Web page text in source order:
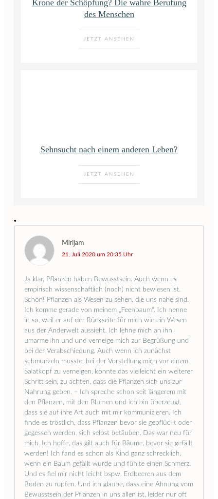
Krone der Schöpfung? Die wahre Berufung
des Menschen
JETZT ANSEHEN
Sehnsucht nach einem anderen Leben?
JETZT ANSEHEN
Mirijam
21. Juli 2020 um 20:35 Uhr
Ja klar, Pflanzen haben Bewusstsein. Auch wenn es
empirisch wissenschaftlich (noch) nicht bewiesen ist.
Schön! Pflanzen als Wesen zu sehen, die uns nahe sind.
Ich komme gerade von meinem „Feenbaum“. Ich nenne
in so, weil er auf der Rückseite für mich wie ein Wesen
aus der Anderwelt aussieht. Ich lehne mich an ihn,
umarme ihn und und verneige mich zur Begrüßung und
bei der Verabschiedung. Auch wenn ich zunächst
schmunzeln musste, bei der Vorstellung mich vor einem
Salatkopf zu verneigen, könnte das vielleicht ein weiterer
Schritt sein, zu achten, dass die Pflanzen sich uns zur
Nahrung geben. – Ich spreche schon seit längerem mit
den Pflanzen, mit den Blumen und ich bin überzeugt,
dass sie auf ihre Art auch mit mir kommunizieren. Ich
finde es tröstlich, dass Pflanzen bevor sie gepflückt oder
gegessen werden, sich selbst betäuben. Das war neu für
mich. Ich hoffe, das gilt auch für Bäume, bevor sie gefällt
werden! Ich fand es schon als Kind ganz schrecklich,
wenn ein Baum gefällt wurde und fühlte einen Schmerz.
Und es fiel mir nicht leicht bspw. Erdbeeren aus dem
Boden zu rupfen. Und ich glaube, dass eine Ahnung vom
Bewusstsein der Pflanzen in uns allen ist, leider nur oft